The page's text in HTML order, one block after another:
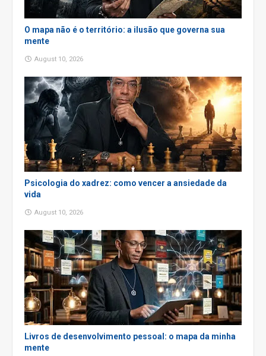
O mapa não é o território: a ilusão que governa sua
mente
August 10, 2026
Psicologia do xadrez: como vencer a ansiedade da
vida
August 10, 2026
Livros de desenvolvimento pessoal: o mapa da minha
mente